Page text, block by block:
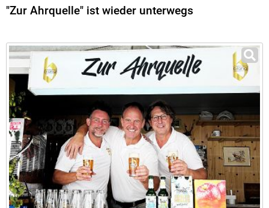
"Zur Ahrquelle" ist wieder unterwegs